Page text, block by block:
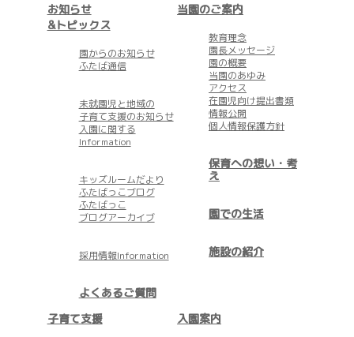
お知らせ
&トピックス
園からのお知らせ
ふたば通信
未就園児と地域の
子育て支援のお知らせ
入園に関する
Information
キッズルームだより
ふたばっこブログ
ふたばっこ
ブログアーカイブ
採用情報Information
よくあるご質問
当園のご案内
教育理念
園長メッセージ
園の概要
当園のあゆみ
アクセス
在園児向け提出書類
情報公開
個人情報保護方針
保育への想い・考
え
園での生活
施設の紹介
子育て支援
入園案内